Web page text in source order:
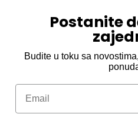
Postanite
Budite u toku sa
Email